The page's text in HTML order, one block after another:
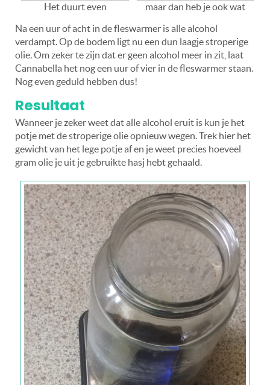
Het duurt even
maar dan heb je ook wat
Na een uur of acht in de fleswarmer is alle alcohol
verdampt. Op de bodem ligt nu een dun laagje stroperige
olie. Om zeker te zijn dat er geen alcohol meer in zit, laat
Cannabella het nog een uur of vier in de fleswarmer staan.
Nog even geduld hebben dus!
Resultaat
Wanneer je zeker weet dat alle alcohol eruit is kun je het
potje met de stroperige olie opnieuw wegen. Trek hier het
gewicht van het lege potje af en je weet precies hoeveel
gram olie je uit je gebruikte hasj hebt gehaald.